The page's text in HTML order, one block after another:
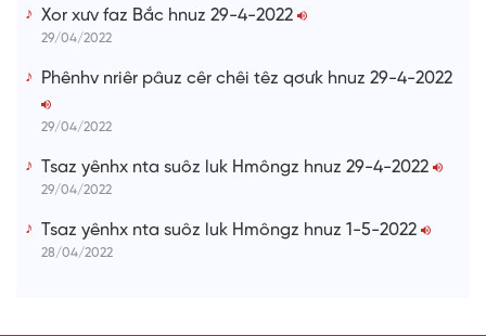
Xor xưv faz Bắc hnuz 29-4-2022
29/04/2022
Phênhv nriêr pâuz cêr chêi têz qơưk hnuz 29-4-2022
29/04/2022
Tsaz yênhx nta suôz luk Hmôngz hnuz 29-4-2022
29/04/2022
Tsaz yênhx nta suôz luk Hmôngz hnuz 1-5-2022
28/04/2022